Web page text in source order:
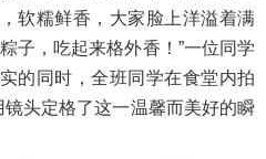
软糯鲜香，大家脸上洋溢着满
子，吃起来格外香！”一位同学
的同时，全班同学在食堂内拍
镜头定格了这一温馨而美好的瞬